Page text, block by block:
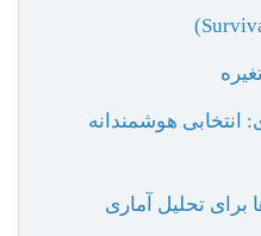
انتخابی هوشمندانه
برای تحلیل آماری